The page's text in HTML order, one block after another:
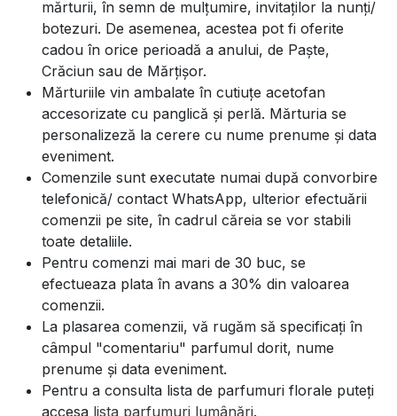
mărturii, în semn de mulțumire, invitaților la nunți/
botezuri. De asemenea, acestea pot fi oferite
cadou în orice perioadă a anului, de Paște,
Crăciun sau de Mărțișor.
Mărturiile vin ambalate în cutiuțe acetofan
accesorizate cu panglică și perlă. Mărturia se
personalizeză la cerere cu nume prenume și data
eveniment.
Comenzile sunt executate numai după convorbire
telefonică/ contact WhatsApp, ulterior efectuării
comenzii pe site, în cadrul căreia se vor stabili
toate detaliile.
Pentru comenzi mai mari de 30 buc, se
efectueaza plata în avans a 30% din valoarea
comenzii.
La plasarea comenzii, vă rugăm să specificați în
câmpul "comentariu" parfumul dorit, nume
prenume și data eveniment.
Pentru a consulta lista de parfumuri florale puteți
accesa lista parfumuri lumânări.